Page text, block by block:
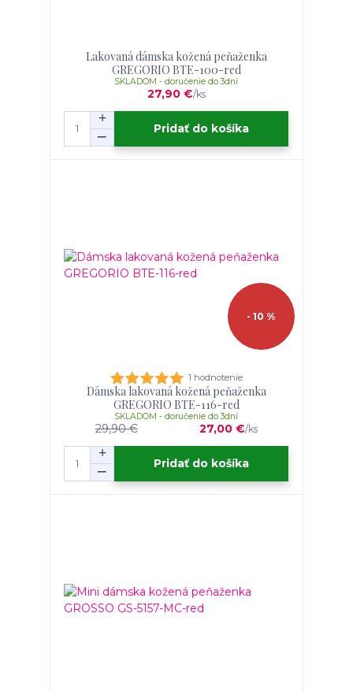
Lakovaná dámska kožená peňaženka
GREGORIO BTE-100-red
27,90 €/ks
SKLADOM - doručenie do 3dní
Pridať do košíka
- 10 %
1 hodnotenie
Dámska lakovaná kožená peňaženka
GREGORIO BTE-116-red
29,90 € 27,00 €/ks
SKLADOM - doručenie do 3dní
Pridať do košíka